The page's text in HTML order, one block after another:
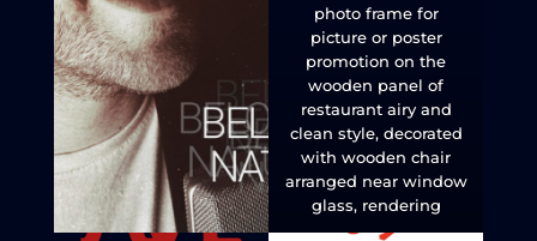
photo frame for
picture or poster
promotion on the
wooden panel of
restaurant airy and
clean style, decorated
with wooden chair
arranged near window
glass, rendering